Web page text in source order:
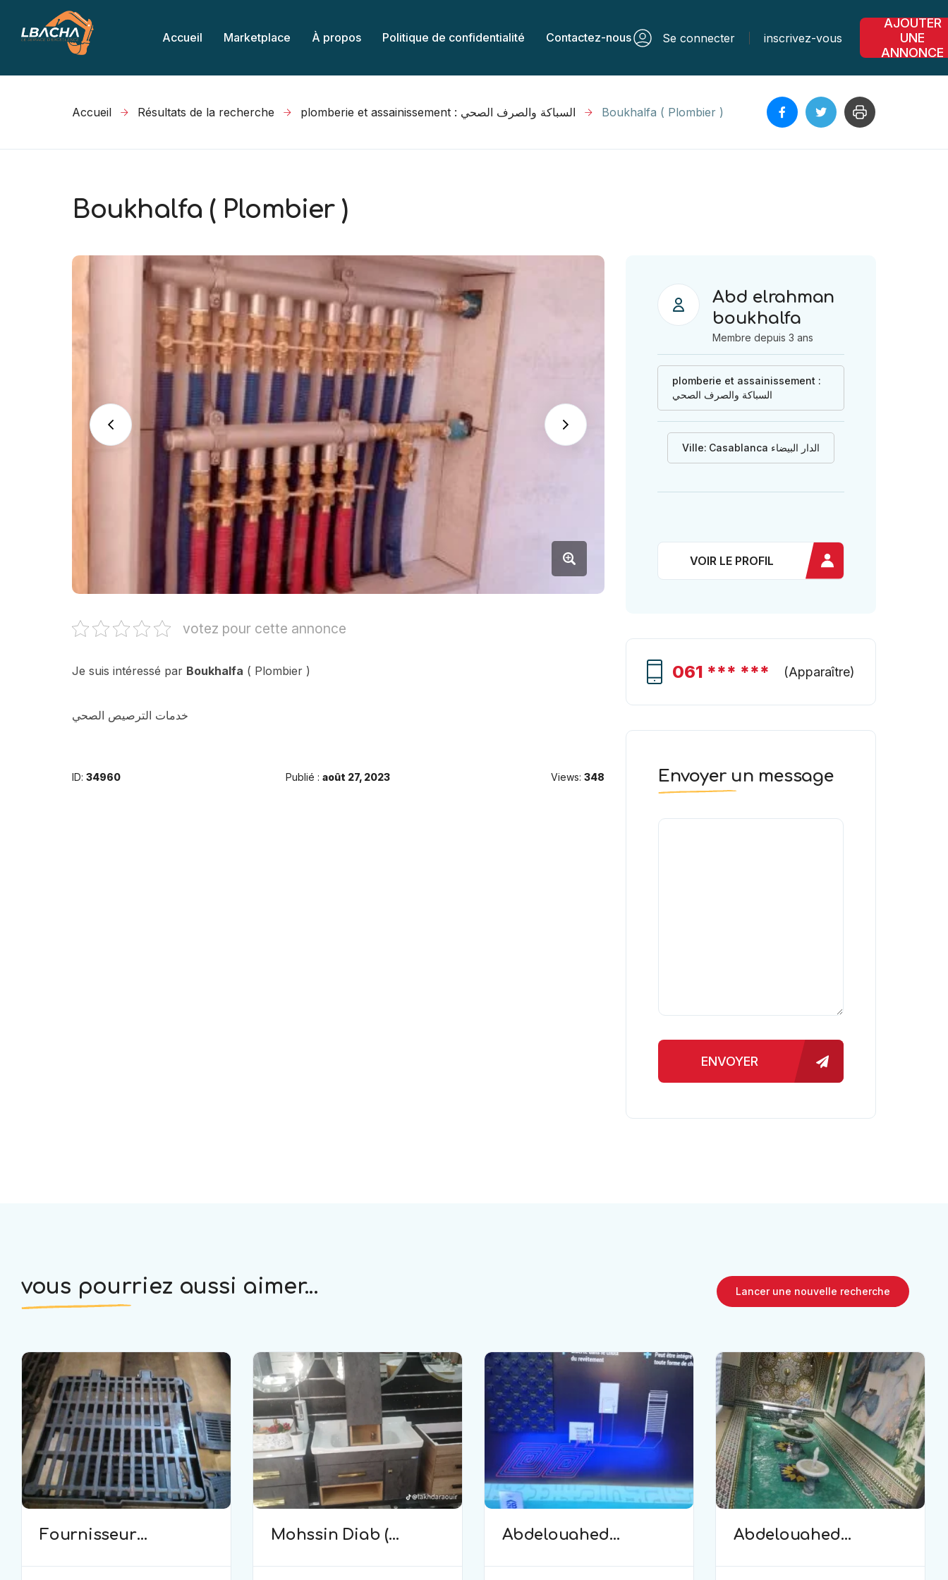
Accueil Marketplace À propos Politique de confidentialité Contactez-nous Se connecter inscrivez-vous
AJOUTER
UNE
ANNONCE
Accueil Résultats de la recherche plomberie et assainissement : السباكة والصرف الصحي Boukhalfa ( Plombier )
Boukhalfa ( Plombier )
votez pour cette annonce
Je suis intéressé par Boukhalfa ( Plombier )
خدمات الترصيص الصحي
ID: 34960 Publié : août 27, 2023 Views: 348
Abd elrahman
boukhalfa
Membre depuis 3 ans
plomberie et assainissement :
السباكة والصرف الصحي
Ville: Casablanca الدار البيضاء
VOIR LE PROFIL
061 *** *** (Apparaître)
Envoyer un message
ENVOYER
vous pourriez aussi aimer... Lancer une nouvelle recherche
Fournisseur
commerciaux et
Mohssin Diab (
Abdelouahed
Abdelouahed